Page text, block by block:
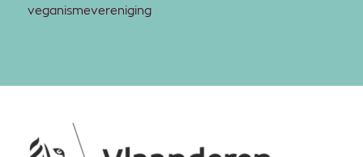
veganismevereniging